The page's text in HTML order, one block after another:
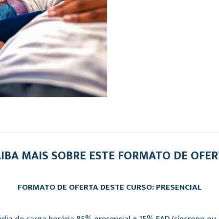
MAIS SOBRE ESTE FORMATO DE
FORMATO DE OFERTA DESTE CURSO: PRESENCIAL